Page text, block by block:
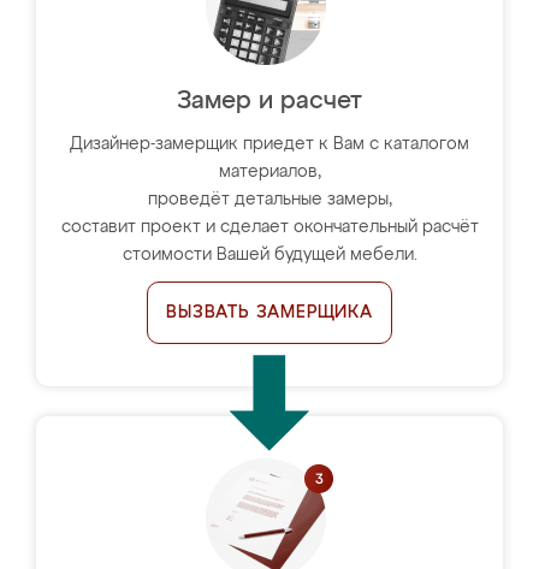
Замер и расчет
Дизайнер-замерщик приедет к Вам с каталогом
материалов,
проведёт детальные замеры,
составит проект и сделает окончательный расчёт
стоимости Вашей будущей мебели.
ВЫЗВАТЬ ЗАМЕРЩИКА